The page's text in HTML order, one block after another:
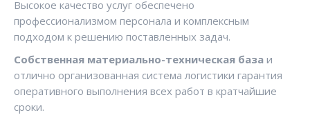
Высокое качество услуг обеспечено
профессионализмом персонала и комплексным
подходом к решению поставленных задач.
Собственная материально-техническая база и
отлично организованная система логистики гарантия
оперативного выполнения всех работ в кратчайшие
сроки.